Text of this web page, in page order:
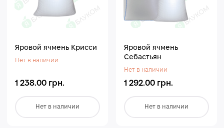
Яровой ячмень Крисси
Нет в наличии
1 238.00 грн.
Нет в наличии
Яровой ячмень
Себастьян
Нет в наличии
1 292.00 грн.
Нет в наличии